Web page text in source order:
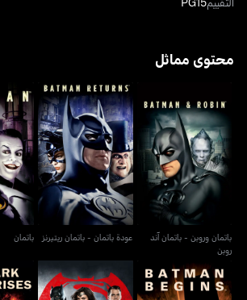
محتوى مماثل
باتمان وروبن - باتمان آند
روبن
باتمان وروبن - باتمان آند
روبن
عودة باتمان - باتمان ريتيرنز
عودة باتمان - باتمان ريتيرنز باتمان